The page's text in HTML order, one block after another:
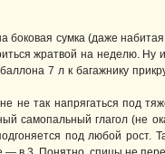
боковая сумка (даже
жратвой на неделю. Ну
7 л к багажнику
не так напрягаться под
самопальный глагол (не
под любой рост.